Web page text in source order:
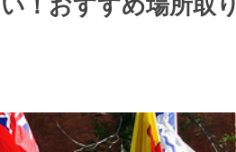
！おすすめ場所取り